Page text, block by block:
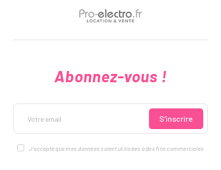
Abonnez-vous !
S'inscrire
J'accepte que mes données soient utilisées à des fins commerciales